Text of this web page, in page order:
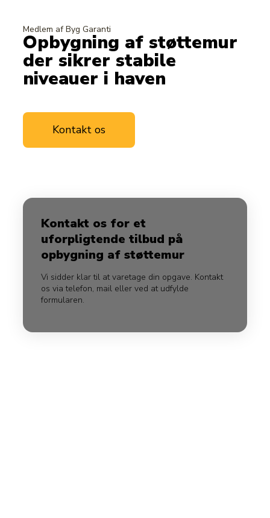
Medlem af Byg Garanti
Opbygning af støttemur
der sikrer stabile
niveauer i haven
Kontakt os
Kontakt os for et
uforpligtende tilbud på
opbygning af støttemur
Vi sidder klar til at varetage din opgave. Kontakt
os via telefon, mail eller ved at udfylde
formularen.